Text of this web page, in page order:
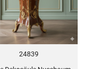
24839